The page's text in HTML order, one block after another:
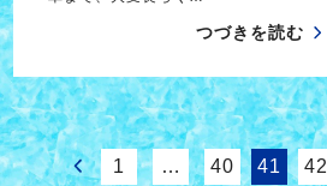
つづきを読む
1 … 40 41 42